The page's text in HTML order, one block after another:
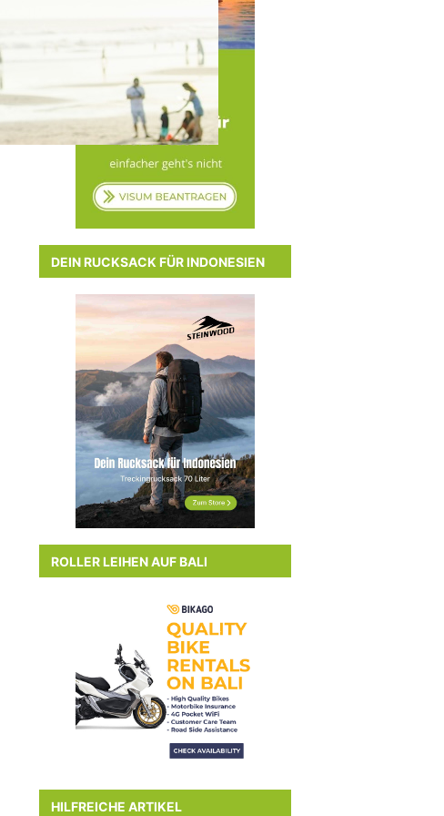
DEIN RUCKSACK FÜR INDONESIEN
ROLLER LEIHEN AUF BALI
HILFREICHE ARTIKEL